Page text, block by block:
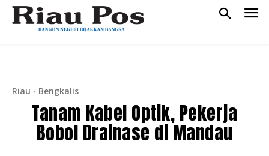
Riau Bengkalis
Tanam Kabel Optik, Pekerja
Bobol Drainase di Mandau